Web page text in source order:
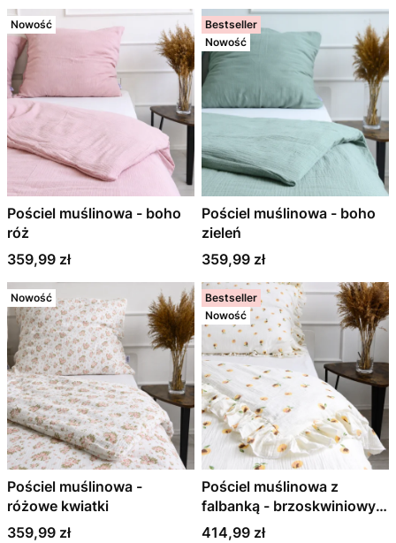
Nowość
Pościel muślinowa - boho
róż
Cena
359,99 zł
Bestseller
Nowość
Pościel muślinowa - boho
zieleń
Cena
359,99 zł
Nowość
Pościel muślinowa -
różowe kwiatki
Cena
359,99 zł
Bestseller
Nowość
Pościel muślinowa z
falbanką - brzoskwiniowy
sad
Cena
414,99 zł